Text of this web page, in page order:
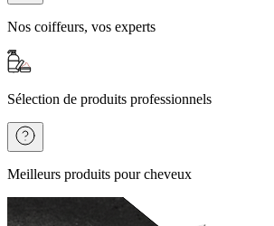
Nos coiffeurs, vos experts
Sélection de produits professionnels
Meilleurs produits pour cheveux